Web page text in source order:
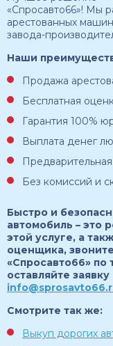
«Спросавто66»! Мы
арестованных
завода-
Наши
Продажа
Бесплатная
Гарантия 100%
Выплата денег
Без комиссий и
Быстро и
автомобиль – это
этой услуге, а
оценщика,
«Спросавто66» по
оставляйте
Смотрите так же:
Выкуп дорогих